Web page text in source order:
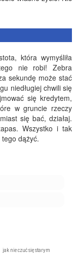
która wymyśliła
nie robi! Zebra
sekundę może stać
niedługiej chwili się
się kredytem,
w gruncie rzeczy
się bać, działaj.
Wszystko i tak
dążyć.
jak nie czuć się starym